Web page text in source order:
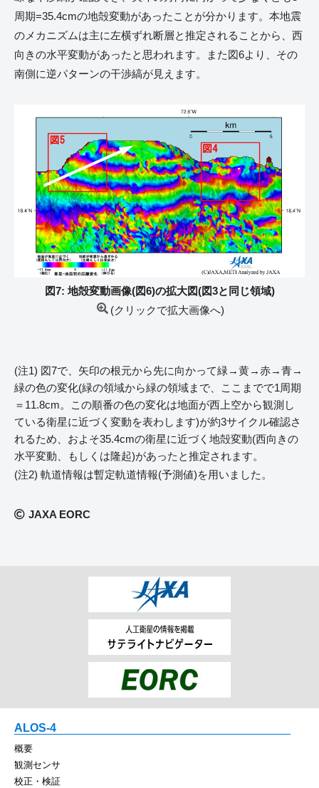
周期=35.4cmの地殻変動があったことが分かります。本地震
のメカニズムは主に左横ずれ断層と推定されることから、西
向きの水平変動があったと思われます。また図6より、その
南側に逆パターンの干渉縞が見えます。
図7: 地殻変動画像(図6)の拡大図(図3と同じ領域)
(クリックで拡大画像へ)
(注1) 図7で、矢印の根元から先に向かって緑→黄→赤→青→
緑の色の変化(緑の領域から緑の領域まで、ここまでで1周期
＝11.8cm。この順番の色の変化は地面が西上空から観測し
ている衛星に近づく変動を表わします)が約3サイクル確認さ
れるため、およそ35.4cmの衛星に近づく地殻変動(西向きの
水平変動、もしくは隆起)があったと推定されます。
(注2) 軌道情報は暫定軌道情報(予測値)を用いました。
JAXA EORC
ALOS-4
概要
観測センサ
校正・検証